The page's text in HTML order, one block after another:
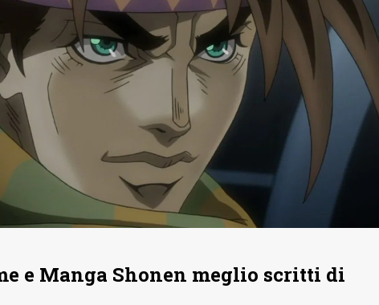
e Manga Shonen meglio scritti di